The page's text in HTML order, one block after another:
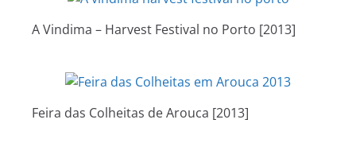
A Vindima – Harvest Festival no Porto [2013]
Feira das Colheitas de Arouca [2013]